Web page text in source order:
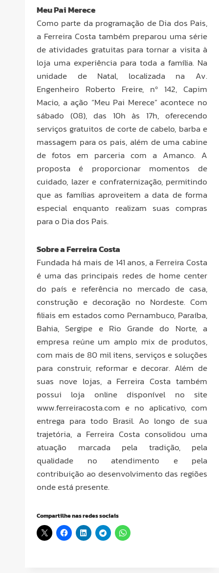
Meu Pai Merece
Como parte da programação de Dia dos Pais,
a Ferreira Costa também preparou uma série
de atividades gratuitas para tornar a visita à
loja uma experiência para toda a família. Na
unidade de Natal, localizada na Av.
Engenheiro Roberto Freire, nº 142, Capim
Macio, a ação “Meu Pai Merece” acontece no
sábado (08), das 10h às 17h, oferecendo
serviços gratuitos de corte de cabelo, barba e
massagem para os pais, além de uma cabine
de fotos em parceria com a Amanco. A
proposta é proporcionar momentos de
cuidado, lazer e confraternização, permitindo
que as famílias aproveitem a data de forma
especial enquanto realizam suas compras
para o Dia dos Pais.
Sobre a Ferreira Costa
Fundada há mais de 141 anos, a Ferreira Costa
é uma das principais redes de home center
do país e referência no mercado de casa,
construção e decoração no Nordeste. Com
filiais em estados como Pernambuco, Paraíba,
Bahia, Sergipe e Rio Grande do Norte, a
empresa reúne um amplo mix de produtos,
com mais de 80 mil itens, serviços e soluções
para construir, reformar e decorar. Além de
suas nove lojas, a Ferreira Costa também
possui loja online disponível no site
www.ferreiracosta.com e no aplicativo, com
entrega para todo Brasil. Ao longo de sua
trajetória, a Ferreira Costa consolidou uma
atuação marcada pela tradição, pela
qualidade no atendimento e pela
contribuição ao desenvolvimento das regiões
onde está presente.
Compartilhe nas redes sociais